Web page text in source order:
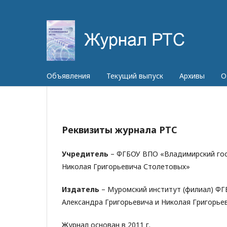
Объявления Текущий выпуск Архивы
Реквизиты журнала РТС
Учредитель – ФГБОУ ВПО «Владимирский
Николая Григорьевича Столетовых»
Издатель – Муромский институт (филиал)
Александра Григорьевича и Николая
Журнал основан в 2011 г.